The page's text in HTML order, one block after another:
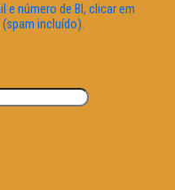
e número de BI, clicar em
incluído).